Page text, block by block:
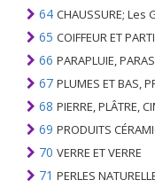
64 CHAUSSURE; Les
65 COIFFEUR ET
66 PARAPLUIE, PARASOLS,
67 PLUMES ET BAS, PRÉPARÉES; ET
68 PIERRE, PLÂTRE, CIMENT,
69 PRODUITS
70 VERRE ET VERRE
71 PERLES NATURELLES ET DE CULTURE; PIERRES PRÉCIEUSES, SEMI-